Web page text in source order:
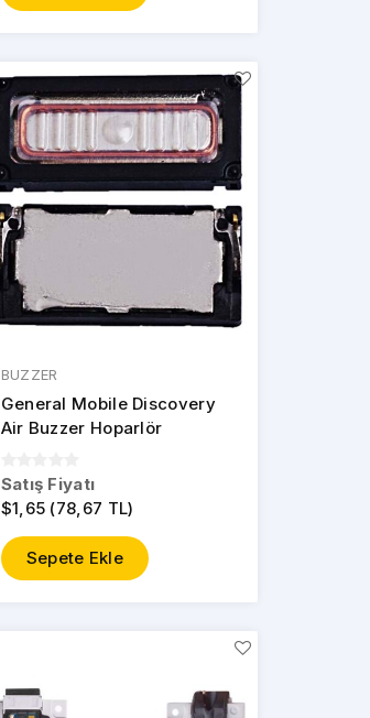
BUZZER
General Mobile Discovery
Air Buzzer Hoparlör
Satış Fiyatı
$1,65 (78,67 TL)
Sepete Ekle